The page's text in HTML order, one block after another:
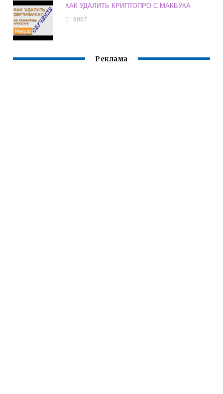
КАК УДАЛИТЬ КРИПТОПРО С МАКБУКА
5057
Реклама